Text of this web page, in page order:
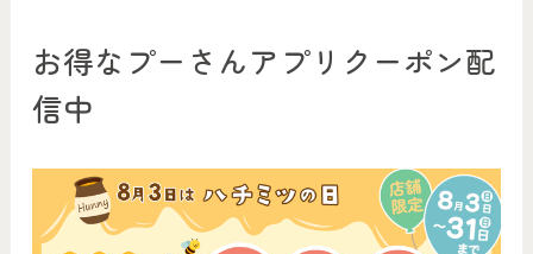
お得なプーさんアプリクーポン配
信中